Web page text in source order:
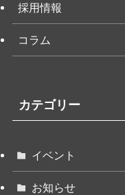
採用情報
コラム
カテゴリー
イベント
お知らせ